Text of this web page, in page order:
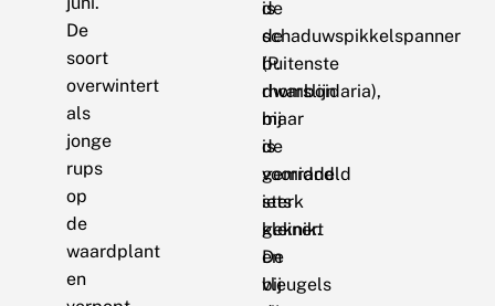
De
soort
overwintert
als
jonge
rups
op
de
waardplant
en
de
schaduwspikkelspanner
(P.
rhomboidaria),
maar
is
gemiddeld
iets
kleiner.
De
vleugels
is
de
buitenste
dwarslijn
bij
de
voorrand
sterk
geknikt
en
bij